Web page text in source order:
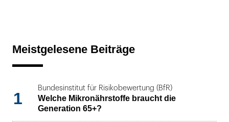
Meistgelesene Beiträge
1
Bundesinstitut für Risikobewertung (BfR)
Welche Mikronährstoffe braucht die
Generation 65+?